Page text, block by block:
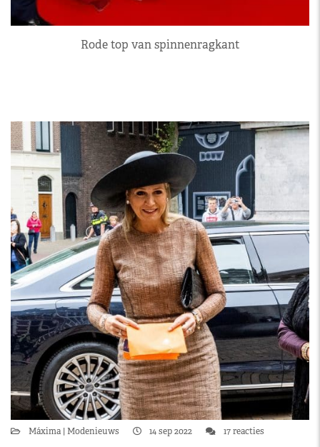
Rode top van spinnenragkant
Máxima Modenieuws 14 sep 2022 17 reacties